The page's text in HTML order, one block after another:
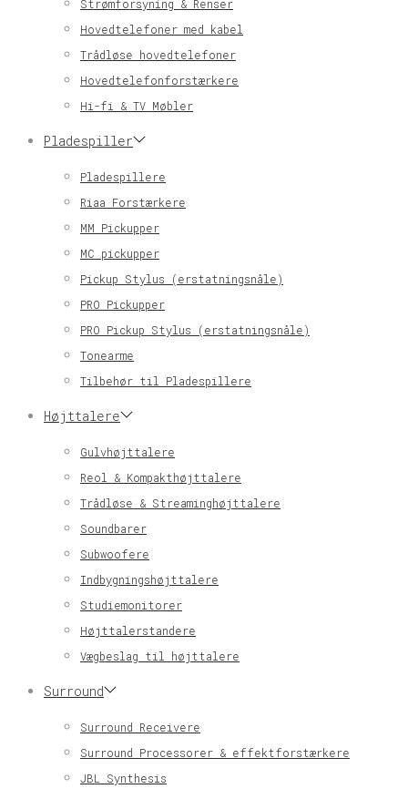
Strømforsyning & Renser
Hovedtelefoner med kabel
Trådløse hovedtelefoner
Hovedtelefonforstærkere
Hi-fi & TV Møbler
Pladespiller
Pladespillere
Riaa Forstærkere
MM Pickupper
MC pickupper
Pickup Stylus (erstatningsnåle)
PRO Pickupper
PRO Pickup Stylus (erstatningsnåle)
Tonearme
Tilbehør til Pladespillere
Højttalere
Gulvhøjttalere
Reol & Kompakthøjttalere
Trådløse & Streaminghøjttalere
Soundbarer
Subwoofere
Indbygningshøjttalere
Studiemonitorer
Højttalerstandere
Vægbeslag til højttalere
Surround
Surround Receivere
Surround Processorer & effektforstærkere
JBL Synthesis